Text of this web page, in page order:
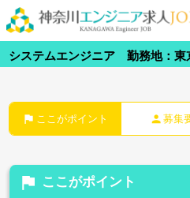
システムエンジニア 勤務地：東
flag ここがポイント person 募集
flag ここがポイント